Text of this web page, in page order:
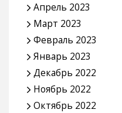
Апрель 2023
Март 2023
Февраль 2023
Январь 2023
Декабрь 2022
Ноябрь 2022
Октябрь 2022